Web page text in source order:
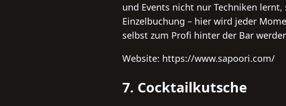
und Events nicht nur Techniken
Einzelbuchung – hier wird jeder
selbst zum Profi hinter der Bar
Website: https://www.sapoori.com/
7. Cocktailkutsche